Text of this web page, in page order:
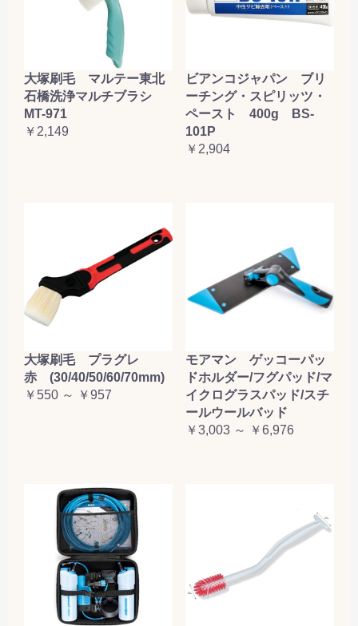
大塚刷毛 マルテー東北
石橋洗浄マルチブラシ
MT-971
￥2,149
ビアンコジャパン ブリ
ーチング・スピリッツ・
ペースト 400g BS-
101P
￥2,904
大塚刷毛 プラグレ
赤 (30/40/50/60/70mm)
￥550 ～ ￥957
モアマン ゲッコーパッ
ドホルダー/フグパッド/マ
イクログラスパッド/スチ
ールウールバッド
￥3,003 ～ ￥6,976